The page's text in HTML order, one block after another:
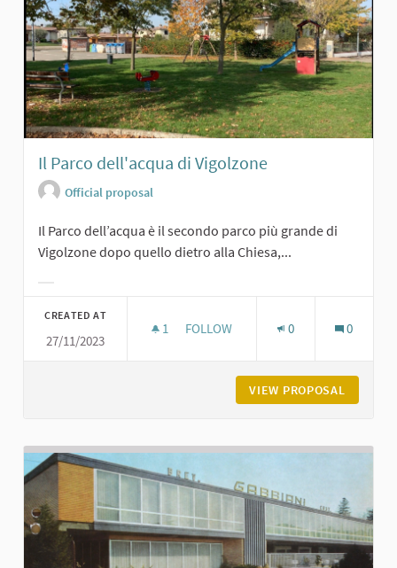
Il Parco dell'acqua di Vigolzone
Official proposal
Il Parco dell’acqua è il secondo parco più grande di
Vigolzone dopo quello dietro alla Chiesa,...
CREATED AT
27/11/2023
1 1 FOLLOWER
FOLLOW 0 0
VIEW PROPOSAL